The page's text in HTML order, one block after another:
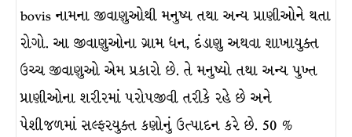
bovis નામના જીવાણુઓથી મનુષ્ય તથા અન્ય પ્રાણીઓને થતા
રોગો. આ જીવાણુઓના ગ્રામ ધન, દંડાણુ અથવા શાખાયુક્ત
ઉચ્ચ જીવાણુઓ એમ પ્રકારો છે. તે મનુષ્યો તથા અન્ય પુખ્ત
પ્રાણીઓના શરીરમાં પરોપજીવી તરીકે રહે છે અને
પેશીજળમાં સલ્ફરયુક્ત કણોનું ઉત્પાદન કરે છે. 50 %